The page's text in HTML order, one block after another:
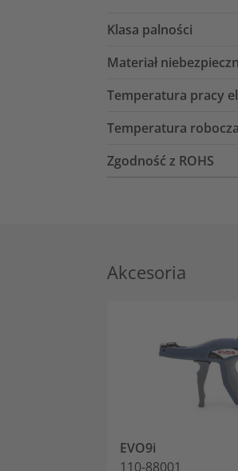
Klasa palności
Materiał
Temperatura pracy
Temperatura
Zgodność z ROHS
Akcesoria
EVO9i
110-88001